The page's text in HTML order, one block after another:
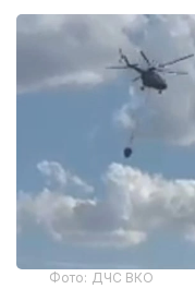
Фото: ДЧС ВКО